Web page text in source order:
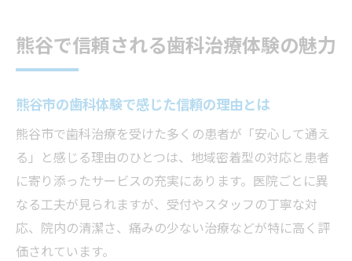
熊谷で信頼される歯科治療体験の魅力
熊谷市の歯科体験で感じた信頼の理由とは
熊谷市で歯科治療を受けた多くの患者が「安心して通え
る」と感じる理由のひとつは、地域密着型の対応と患者
に寄り添ったサービスの充実にあります。医院ごとに異
なる工夫が見られますが、受付やスタッフの丁寧な対
応、院内の清潔さ、痛みの少ない治療などが特に高く評
価されています。